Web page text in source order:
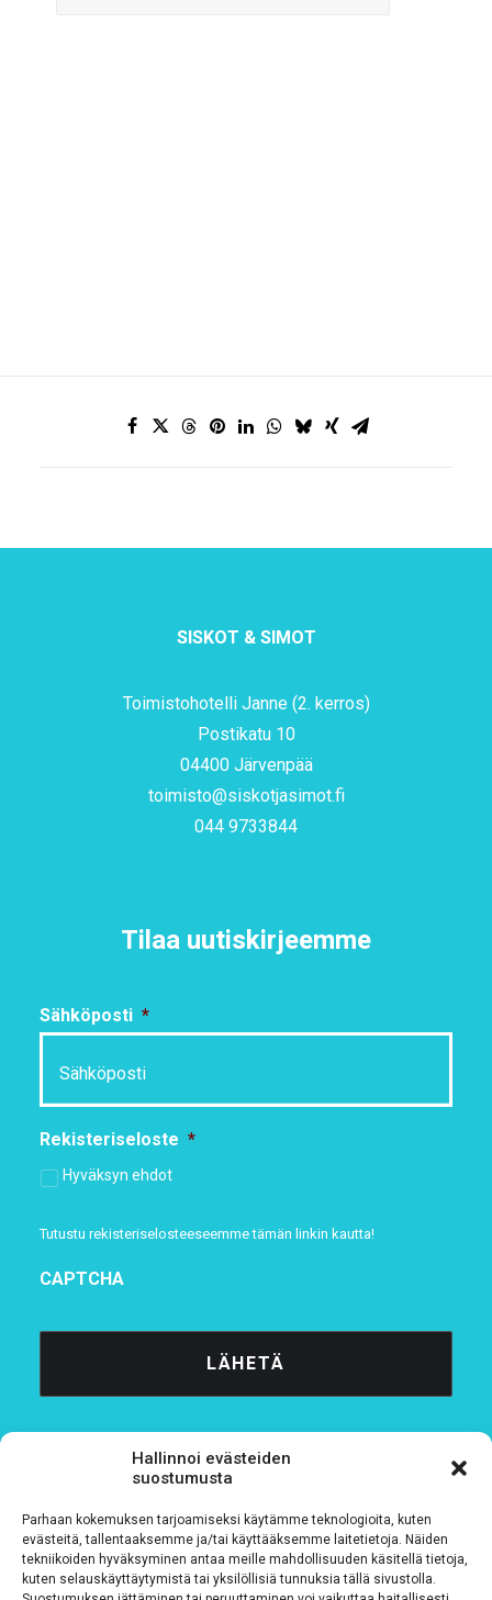
Hallinnoi evästeiden
suostumusta
Parhaan kokemuksen tarjoamiseksi käytämme teknologioita, kuten
evästeitä, tallentaaksemme ja/tai käyttääksemme laitetietoja. Näiden
tekniikoiden hyväksyminen antaa meille mahdollisuuden käsitellä tietoja,
kuten selauskäyttäytymistä tai yksilöllisiä tunnuksia tällä sivustolla.
SISKOT & SIMOT
Toimistohotelli Janne (2. kerros)
Postikatu 10
04400 Järvenpää
toimisto@siskotjasimot.fi
044 9733844
Tilaa uutiskirjeemme
Sähköposti *
Rekisteriseloste *
Hyväksyn ehdot
Tutustu rekisteriselosteeseemmetämän linkin kautta!
CAPTCHA
Tietosuojaseloste
Verkkolaskutustiedot